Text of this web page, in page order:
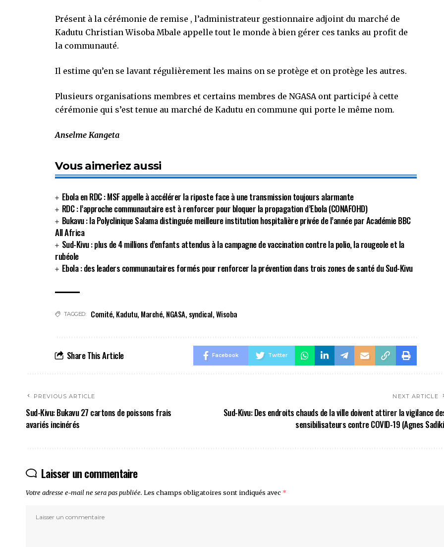
Présent à la cérémonie de remise , l’administrateur gestionnaire adjoint du marché de
Kadutu Christian Wisoba Mbale appelle tout le monde à bien gérer ces tanks au profit de
la communauté.
Il estime qu’en se lavant régulièrement les mains on se protège et on protège les autres.
Plusieurs organisations membres et certains membres de NGASA ont participé à cette
cérémonie qui s’est tenue au marché de Kadutu en commune qui porte le même nom.
Anselme Kangeta
Vous aimeriez aussi
Ebola en RDC : MSF appelle à accélérer la riposte face à une transmission toujours alarmante
RDC : l’approche communautaire est à renforcer pour bloquer la propagation d’Ebola (CONAFOHD)
Bukavu : la Polyclinique Salama distinguée meilleure institution hospitalière privée de l’année par Académie BBC
All Africa
Sud-Kivu : plus de 4 millions d’enfants attendus à la campagne de vaccination contre la polio, la rougeole et la
rubéole
Ebola : des leaders communautaires formés pour renforcer la prévention dans trois zones de santé du Sud-Kivu
TAGGED: Comité, Kadutu, Marché, NGASA, syndical,Wisoba
Share This Article Facebook Twitter
PREVIOUS ARTICLE
Sud-Kivu: Bukavu 27 cartons de poissons frais
avariés incinérés
NEXT ARTICLE
Sud-Kivu: Des endroits chauds de la ville doivent attirer la vigilance
sensibilisateurs contre COVID-19 (Agnes
Laisser un commentaire
Votre adresse e-mail ne sera pas publiée. Les champs obligatoires sont indiqués avec *